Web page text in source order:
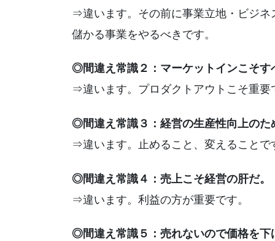
⇒違います。その前に事業立地・ビジ
儲かる事業をやるべきです。
◎間違え常識２：マーケットインこそす
⇒違います。プロダクトアウトこそ重要
◎間違え常識３：経営の生産性向上のた
⇒違います。止めること、変えることで
◎間違え常識４：売上こそ経営の肝だ。
⇒違います。利益の方が重要です。
◎間違え常識５：売れないので価格を下